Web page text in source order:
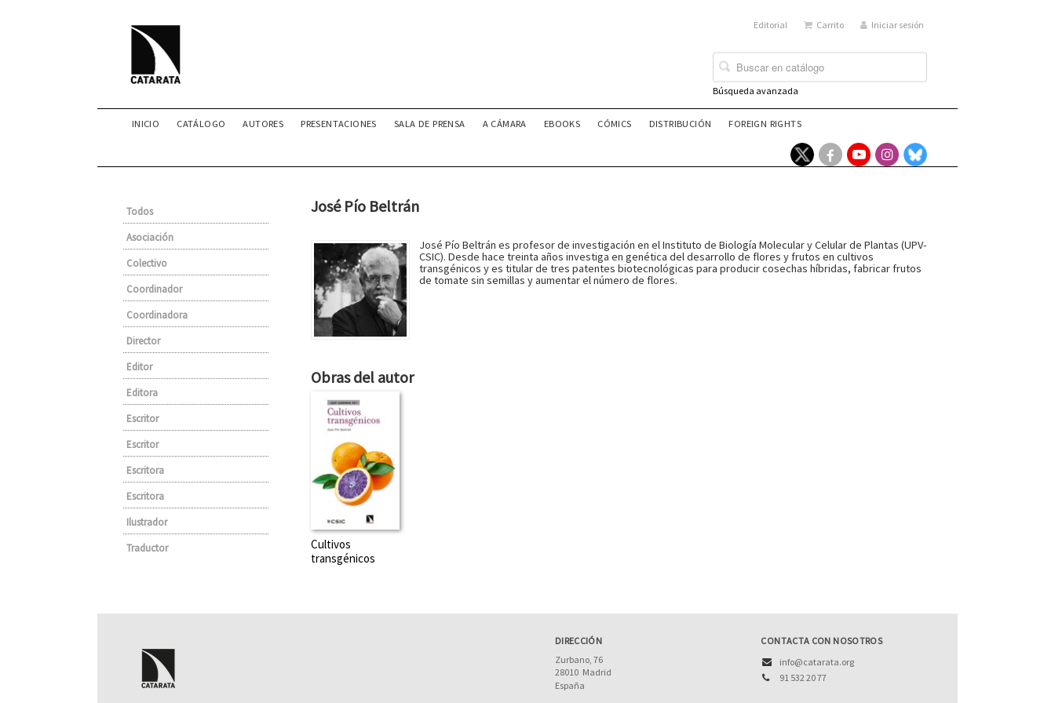
Editorial Carrito Iniciar sesión
Búsqueda avanzada
INICIO CATÁLOGO AUTORES PRESENTACIONES SALA DE PRENSA A CÁMARA EBOOKS CÓMICS DISTRIBUCIÓN FOREIGN RIGHTS
Todos
Asociación
Colectivo
Coordinador
Coordinadora
Director
Editor
Editora
Escritor
Escritor
Escritora
Escritora
Ilustrador
Traductor
José Pío Beltrán
José Pío Beltrán es profesor de investigación en el Instituto de Biología Molecular y Celular de Plantas (UPV-
CSIC). Desde hace treinta años investiga en genética del desarrollo de flores y frutos en cultivos
transgénicos y es titular de tres patentes biotecnológicas para producir cosechas híbridas, fabricar frutos
de tomate sin semillas y aumentar el número de flores.
Obras del autor
Cultivos
transgénicos
DIRECCIÓN
Zurbano, 76
28010 Madrid
España
CONTACTA CON NOSOTROS
info@catarata.org
91 532 20 77